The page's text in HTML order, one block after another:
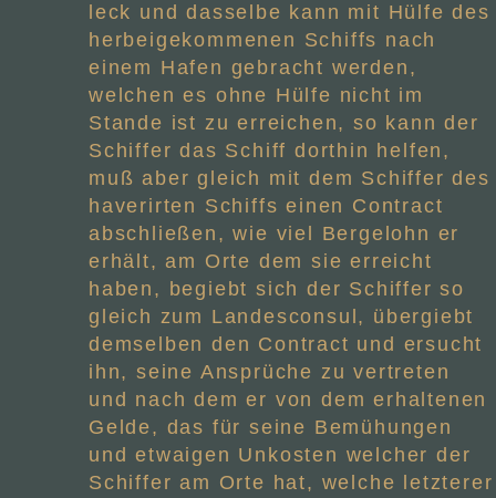
leck und dasselbe kann mit Hülfe des
herbeigekommenen Schiffs nach
einem Hafen gebracht werden,
welchen es ohne Hülfe nicht im
Stande ist zu erreichen, so kann der
Schiffer das Schiff dorthin helfen,
muß aber gleich mit dem Schiffer des
haverirten Schiffs einen Contract
abschließen, wie viel Bergelohn er
erhält, am Orte dem sie erreicht
haben, begiebt sich der Schiffer so
gleich zum Landesconsul, übergiebt
demselben den Contract und ersucht
ihn, seine Ansprüche zu vertreten
und nach dem er von dem erhaltenen
Gelde, das für seine Bemühungen
und etwaigen Unkosten welcher der
Schiffer am Orte hat, welche letzterer